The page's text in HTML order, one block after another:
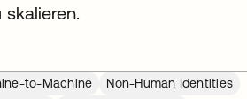
to-Machine
Non-Human Identities